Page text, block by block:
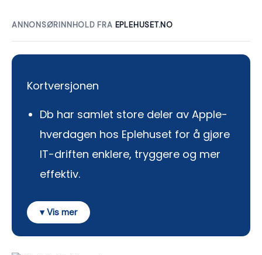
ANNONSØRINNHOLD FRA EPLEHUSET.NO
Kortversjonen
Db har samlet store deler av Apple-
hverdagen hos Eplehuset for å gjøre
IT-driften enklere, tryggere og mer
effektiv.